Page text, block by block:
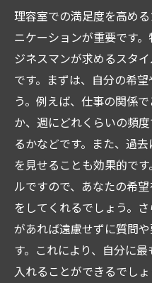
理容室での満足度を高め
ニケーションが重要です
ジネスマンが求めるスタ
です。まずは、自分の希
う。例えば、仕事の関係
か、週にどれくらいの頻
るかなどです。また、過
を見せることも効果的で
ルですので、あなたの希
をしてくれるでしょう。
があれば遠慮せずに質問
す。これにより、自分に
入れることができるでし